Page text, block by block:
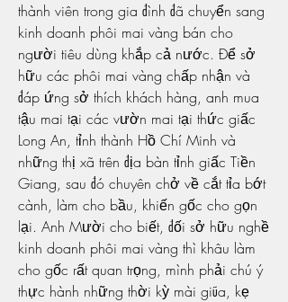
thành viên trong gia đình đã chuyển sang
kinh doanh phôi mai vàng bán cho
người tiêu dùng khắp cả nước. Để sở
hữu các phôi mai vàng chấp nhận và
đáp ứng sở thích khách hàng, anh mua
tậu mai tại các vườn mai tại thức giấc
Long An, tỉnh thành Hồ Chí Minh và
những thị xã trên địa bàn tỉnh giấc Tiền
Giang, sau đó chuyên chở về cắt tỉa bớt
cành, làm cho bầu, khiến gốc cho gọn
lại. Anh Mười cho biết, đối sở hữu nghề
kinh doanh phôi mai vàng thì khâu làm
cho gốc rất quan trọng, mình phải chú ý
thực hành những thời kỳ mài giũa, kẹ